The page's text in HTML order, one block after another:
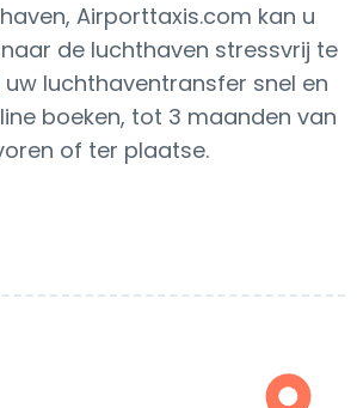
Airporttaxis.com kan u
de luchthaven stressvrij te
uw luchthaventransfer snel en
boeken, tot 3 maanden van
of ter plaatse.